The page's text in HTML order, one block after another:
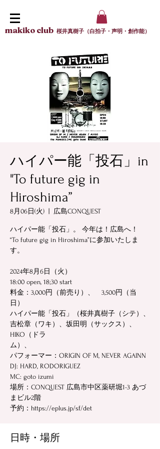
makiko club 桜井真樹子（白拍子・声明・創作能）
ハイパー能「投石」in
"To future gig in
Hiroshima”
8月06日(火) 広島CONQUEST
ハイパー能「投石」。 今年は！広島へ！
“To future gig in Hiroshima”に参加いたしま
す。
2024年8月6日（火）
18:00 open, 18;30 start
料金：3,000円（前売り）、 3,500円（当
日）
ハイパー能「投石」（桜井真樹子（シテ）、
吉松章（ワキ）、坂田明（サックス）、
HIKO（ドラ
ム）、
パフォーマー：ORIGIN OF M, NEVER AGAINN
DJ: HARD, RODORIGUEZ
MC: goto izumi
場所：CONQUEST 広島市中区薬研堀1-3 あづ
まビル2階
予約：https://eplus.jp/sf/det
日時・場所